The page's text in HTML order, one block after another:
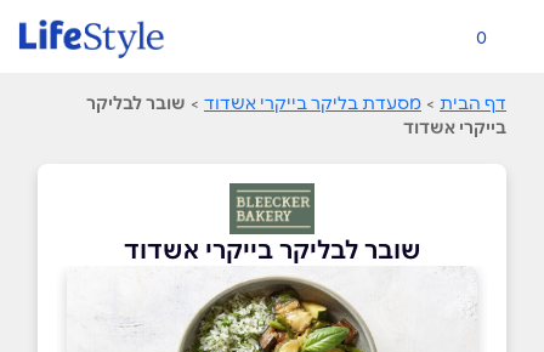
0
דף הבית > מסעדת בליקר בייקרי אשדוד > שובר לבליקר
בייקרי אשדוד
שובר לבליקר בייקרי אשדוד